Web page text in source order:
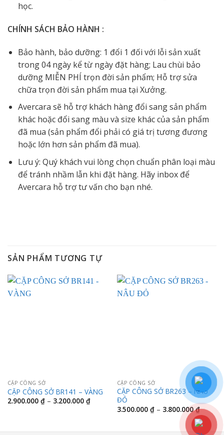
học.
CHÍNH SÁCH BẢO HÀNH :
Bảo hành, bảo dưỡng: 1 đổi 1 đối với lỗi sản xuất
trong 04 ngày kể từ ngày đặt hàng; Lau chùi bảo
dưỡng MIỄN PHÍ trọn đời sản phẩm; Hỗ trợ sửa
chữa trọn đời sản phẩm mua tại Xưởng.
Avercara sẽ hỗ trợ khách hàng đổi sang sản phẩm
khác hoặc đổi sang màu và size khác của sản phẩm
đã mua (sản phẩm đổi phải có giá trị tương đương
hoặc lớn hơn sản phẩm đã mua).
Lưu ý: Quý khách vui lòng chọn chuẩn phân loại màu
để tránh nhầm lẫn khi đặt hàng. Hãy inbox để
Avercara hỗ trợ tư vấn cho bạn nhé.
SẢN PHẨM TƯƠNG TỰ
CẶP CÔNG SỞ
CẶP CÔNG SỞ BR141 – VÀNG
2.900.000 ₫ – 3.200.000 ₫Khoảng
giá:
3.200.000 ₫
CẶP CÔNG SỞ
CẶP CÔNG SỞ BR263 – NÂU
ĐỎ
3.500.000 ₫ – 3.800.000₫Khoảng
giá:
từ